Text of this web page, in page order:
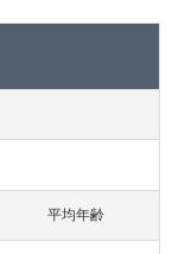
平均年齢